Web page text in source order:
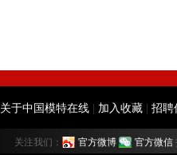
关于中国模特在线 加入收藏 招聘
关注我们： 官方微博 官方微信